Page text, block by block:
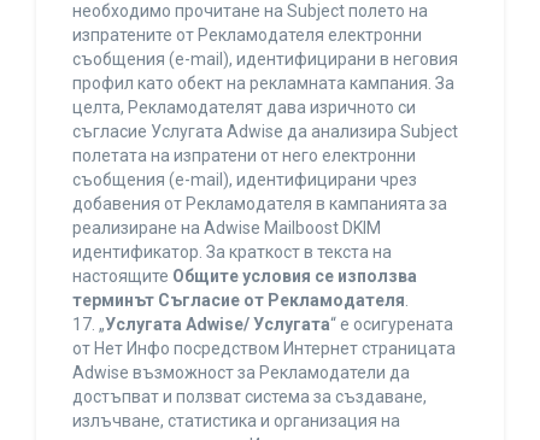
необходимо прочитане на Subject полето на
изпратените от Рекламодателя електронни
съобщения (e-mail), идентифицирани в неговия
профил като обект на рекламната кампания. За
целта, Рекламодателят дава изричното си
съгласие Услугата Adwise да анализира Subject
полетата на изпратени от него електронни
съобщения (e-mail), идентифицирани чрез
добавения от Рекламодателя в кампанията за
реализиране на Adwise Mailboost DKIM
идентификатор. За краткост в текста на
настоящите Общите условия се използва
терминът Съгласие от Рекламодателя.
17. „Услугата Adwise/ Услугата“ е осигурената
от Нет Инфо посредством Интернет страницата
Adwise възможност за Рекламодатели да
достъпват и ползват система за създаване,
излъчване, статистика и организация на